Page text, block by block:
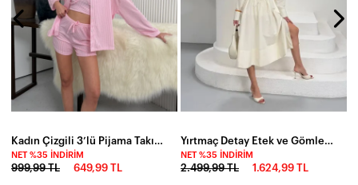
Kadın Çizgili 3’lü Pijama Takımı – Gömlek Büstiyer Şort Takım
NET %35 İNDIRIM
999,99 TL 649,99 TL
Yırtmaç Detay Etek ve Gömlek Alt Üst Takım Ekru
NET %35 İNDIRIM
2.499,99 TL 1.624,99 TL